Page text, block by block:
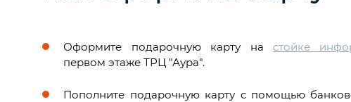
Оформите подарочную карту на cтойке
первом этаже ТРЦ "Аура".
Пополните подарочную карту с помощью